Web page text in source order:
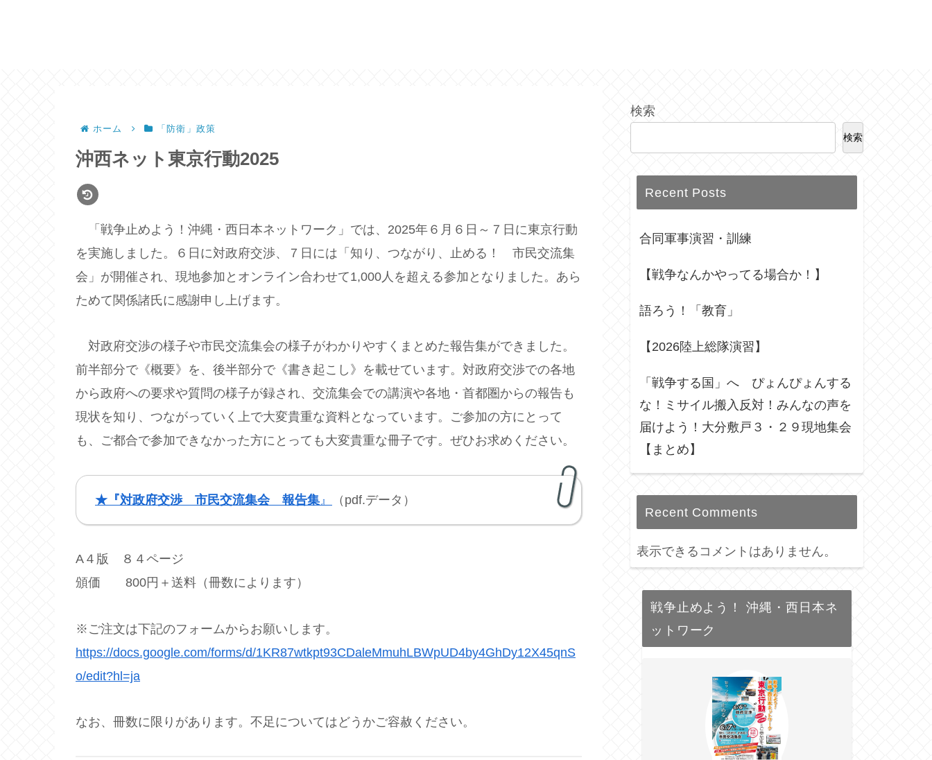
ホーム 「防衛」政策
沖西ネット東京行動2025
「戦争止めよう！沖縄・西日本ネットワーク」では、2025年６月６日～７日に東京行動
を実施しました。６日に対政府交渉、７日には「知り、つながり、止める！ 市民交流集
会」が開催され、現地参加とオンライン合わせて1,000人を超える参加となりました。あら
ためて関係諸氏に感謝申し上げます。
対政府交渉の様子や市民交流集会の様子がわかりやすくまとめた報告集ができました。
前半部分で《概要》を、後半部分で《書き起こし》を載せています。対政府交渉での各地
から政府への要求や質問の様子が録され、交流集会での講演や各地・首都圏からの報告も
現状を知り、つながっていく上で大変貴重な資料となっています。ご参加の方にとって
も、ご都合で参加できなかった方にとっても大変貴重な冊子です。ぜひお求めください。
★『対政府交渉 市民交流集会 報告集 』 （pdf.データ）
A４版 ８４ページ
頒価 800円＋送料（冊数によります）
※ご注文は下記のフォームからお願いします。
https://docs.google.com/forms/d/1KR87wtkpt93CDaleMmuhLBWpUD4by4GhDy12X45qnS
o/edit?hl=ja
なお、冊数に限りがあります。不足についてはどうかご容赦ください。
検索
検索
Recent Posts
合同軍事演習・訓練
【戦争なんかやってる場合か！】
語ろう！「教育」
【2026陸上総隊演習】
「戦争する国」へ ぴょんぴょんする
な！ミサイル搬入反対！みんなの声を
届けよう！大分敷戸３・２９現地集会
【まとめ】
Recent Comments
表示できるコメントはありません。
戦争止めよう！ 沖縄・西日本ネ
ットワーク